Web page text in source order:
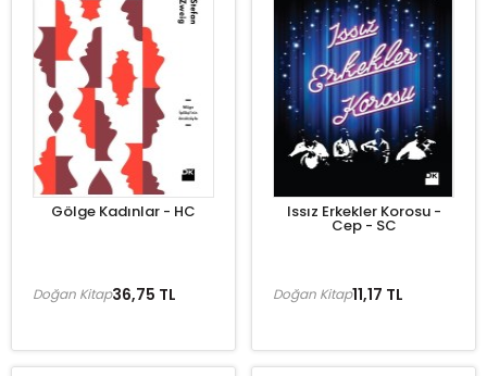
Gölge Kadınlar - HC
36,75 TL
Doğan Kitap
Issız Erkekler Korosu -
Cep - SC
11,17 TL
Doğan Kitap